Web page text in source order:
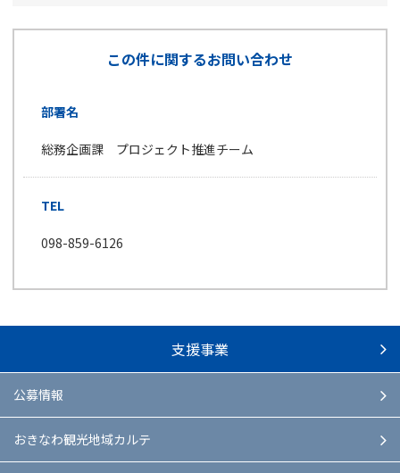
この件に関するお問い合わせ
部署名
総務企画課 プロジェクト推進チーム
TEL
098-859-6126
支援事業
公募情報
おきなわ観光地域カルテ